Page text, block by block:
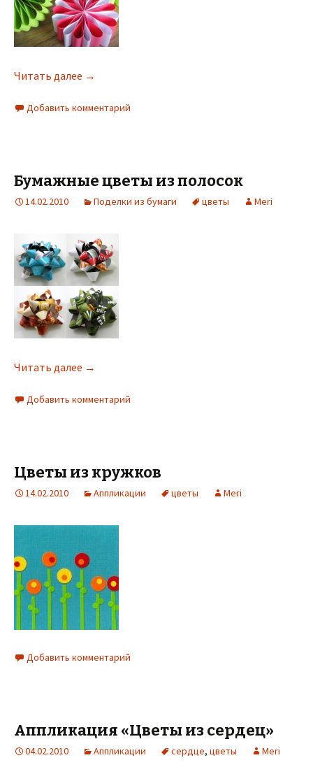
Читать далее →
Добавить комментарий
Бумажные цветы из полосок
14.02.2010 Поделки из бумаги цветы Meri
Читать далее →
Добавить комментарий
Цветы из кружков
14.02.2010 Аппликации цветы Meri
Добавить комментарий
Аппликация «Цветы из сердец»
04.02.2010 Аппликации сердце, цветы Meri